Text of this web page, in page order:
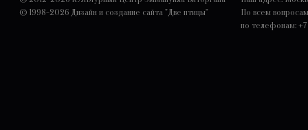
© 1998-2026 Дизайн и создание сайта "Две птицы"
По всем
по телефонам: